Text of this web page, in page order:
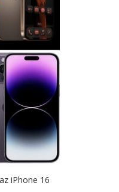
iPhone 16